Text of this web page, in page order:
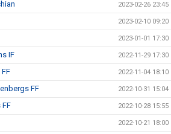
2023-02-26 23:45
2023-02-10 09:20
2023-01-01 17:30
IF 2022-11-29 17:30
2022-11-04 18:10
FF 2022-10-31 15:04
FF 2022-10-28 15:55
2022-10-21 18:00